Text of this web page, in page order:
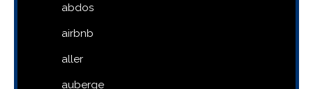
abdos
airbnb
aller
auberge